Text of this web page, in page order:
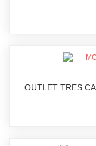
OUTLET TRES